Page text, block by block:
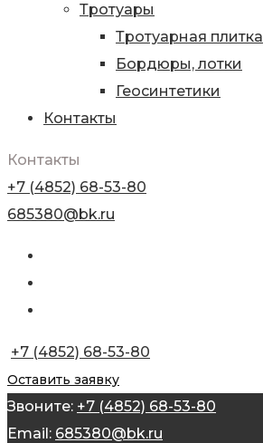
Тротуары
Тротуарная плитка
Бордюры, лотки
Геосинтетики
Контакты
Контакты
+7 (4852) 68-53-80
685380@bk.ru
+7 (4852) 68-53-80
Оставить заявку
Звоните: +7 (4852) 68-53-80
Email: 685380@bk.ru